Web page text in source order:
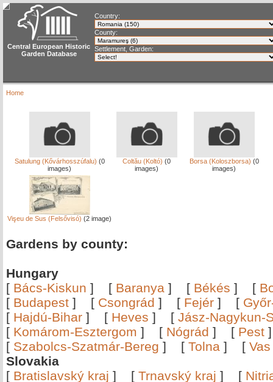
Central European Historic
Garden Database
Country:
County:
Settlement, Garden:
Home
Satulung (Kővárhosszúfalu) (0
images)
Coltău (Koltó) (0
images)
Borsa (Koloszborsa) (0
images)
Vişeu de Sus (Felsővisó) (2 image)
Gardens by county:
Hungary
[ Bács-Kiskun ] [ Baranya ] [ Békés ] [
[ Budapest ] [ Csongrád ] [ Fejér ] [
[ Hajdú-Bihar ] [ Heves ] [ Jász-Nagykun-
[ Komárom-Esztergom ] [ Nógrád ] [ Pest
[ Szabolcs-Szatmár-Bereg ] [ Tolna ] [ Vas
Slovakia
[ Bratislavský kraj ] [ Trnavský kraj ] [